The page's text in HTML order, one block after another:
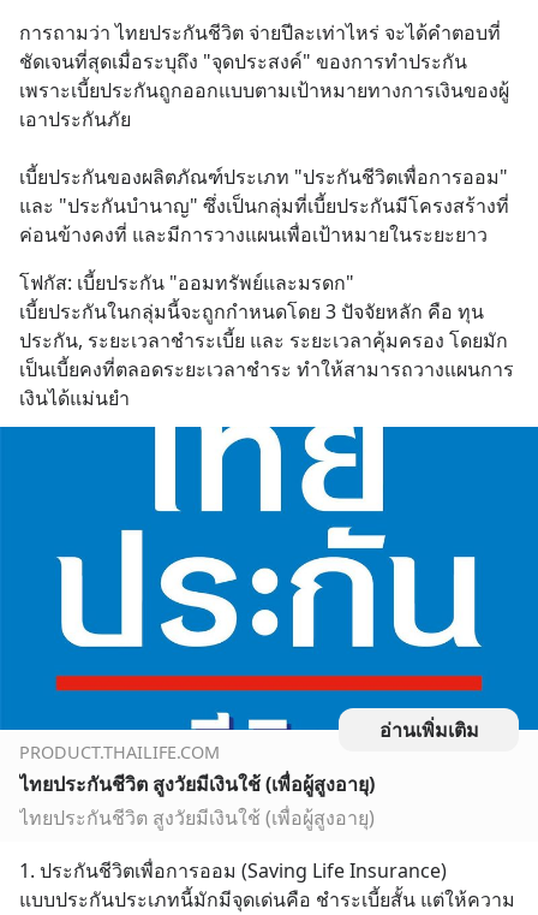
การถามว่า ไทยประกันชีวิต จ่ายปีละเท่าไหร่ จะได้คำตอบที่
ชัดเจนที่สุดเมื่อระบุถึง "จุดประสงค์" ของการทำประกัน
เพราะเบี้ยประกันถูกออกแบบตามเป้าหมายทางการเงินของผู้
เอาประกันภัย
เบี้ยประกันของผลิตภัณฑ์ประเภท "ประกันชีวิตเพื่อการออม"
และ "ประกันบำนาญ" ซึ่งเป็นกลุ่มที่เบี้ยประกันมีโครงสร้างที่
ค่อนข้างคงที่ และมีการวางแผนเพื่อเป้าหมายในระยะยาว
โฟกัส: เบี้ยประกัน "ออมทรัพย์และมรดก"
เบี้ยประกันในกลุ่มนี้จะถูกกำหนดโดย 3 ปัจจัยหลัก คือ ทุน
ประกัน, ระยะเวลาชำระเบี้ย และ ระยะเวลาคุ้มครอง โดยมัก
เป็นเบี้ยคงที่ตลอดระยะเวลาชำระ ทำให้สามารถวางแผนการ
เงินได้แม่นยำ
อ่านเพิ่มเติม
PRODUCT.THAILIFE.COM
ไทยประกันชีวิต สูงวัยมีเงินใช้ (เพื่อผู้สูงอายุ)
ไทยประกันชีวิต สูงวัยมีเงินใช้ (เพื่อผู้สูงอายุ)
1. ประกันชีวิตเพื่อการออม (Saving Life Insurance)
แบบประกันประเภทนี้มักมีจุดเด่นคือ ชำระเบี้ยสั้น แต่ให้ความ